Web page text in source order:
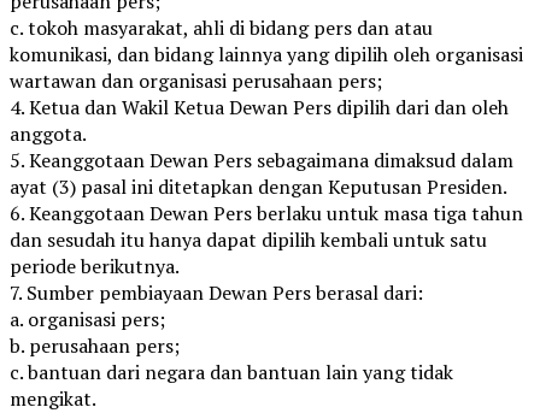
c. tokoh masyarakat, ahli di bidang pers dan atau
komunikasi, dan bidang lainnya yang dipilih oleh organisasi
wartawan dan organisasi perusahaan pers;
4. Ketua dan Wakil Ketua Dewan Pers dipilih dari dan oleh
anggota.
5. Keanggotaan Dewan Pers sebagaimana dimaksud dalam
ayat (3) pasal ini ditetapkan dengan Keputusan Presiden.
6. Keanggotaan Dewan Pers berlaku untuk masa tiga tahun
dan sesudah itu hanya dapat dipilih kembali untuk satu
periode berikutnya.
7. Sumber pembiayaan Dewan Pers berasal dari:
a. organisasi pers;
b. perusahaan pers;
c. bantuan dari negara dan bantuan lain yang tidak
mengikat.